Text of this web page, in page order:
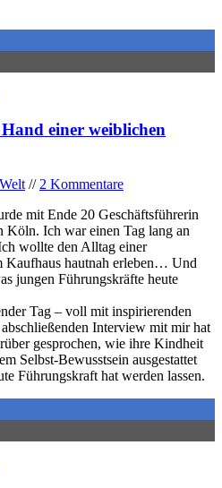
einer weiblichen
// 2 Kommentare
mit Ende 20 Geschäftsführerin
Ich war einen Tag lang an
wollte den Alltag einer
Kaufhaus hautnah erleben… Und
jungen Führungskräfte heute
Tag – voll mit inspirierenden
Interview mit mir hat
gesprochen, wie ihre Kindheit
Selbst-Bewusstsein ausgestattet
Führungskraft hat werden lassen.